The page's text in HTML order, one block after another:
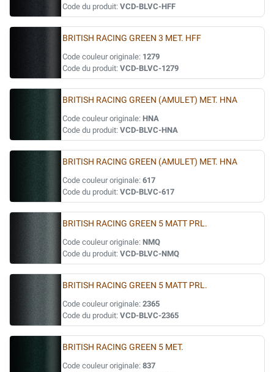
Code du produit: VCD-BLVC-HFF
BRITISH RACING GREEN 3 MET. HFF
Code couleur originale: 1279
Code du produit: VCD-BLVC-1279
BRITISH RACING GREEN (AMULET) MET. HNA
Code couleur originale: HNA
Code du produit: VCD-BLVC-HNA
BRITISH RACING GREEN (AMULET) MET. HNA
Code couleur originale: 617
Code du produit: VCD-BLVC-617
BRITISH RACING GREEN 5 MATT PRL.
Code couleur originale: NMQ
Code du produit: VCD-BLVC-NMQ
BRITISH RACING GREEN 5 MATT PRL.
Code couleur originale: 2365
Code du produit: VCD-BLVC-2365
BRITISH RACING GREEN 5 MET.
Code couleur originale: 837